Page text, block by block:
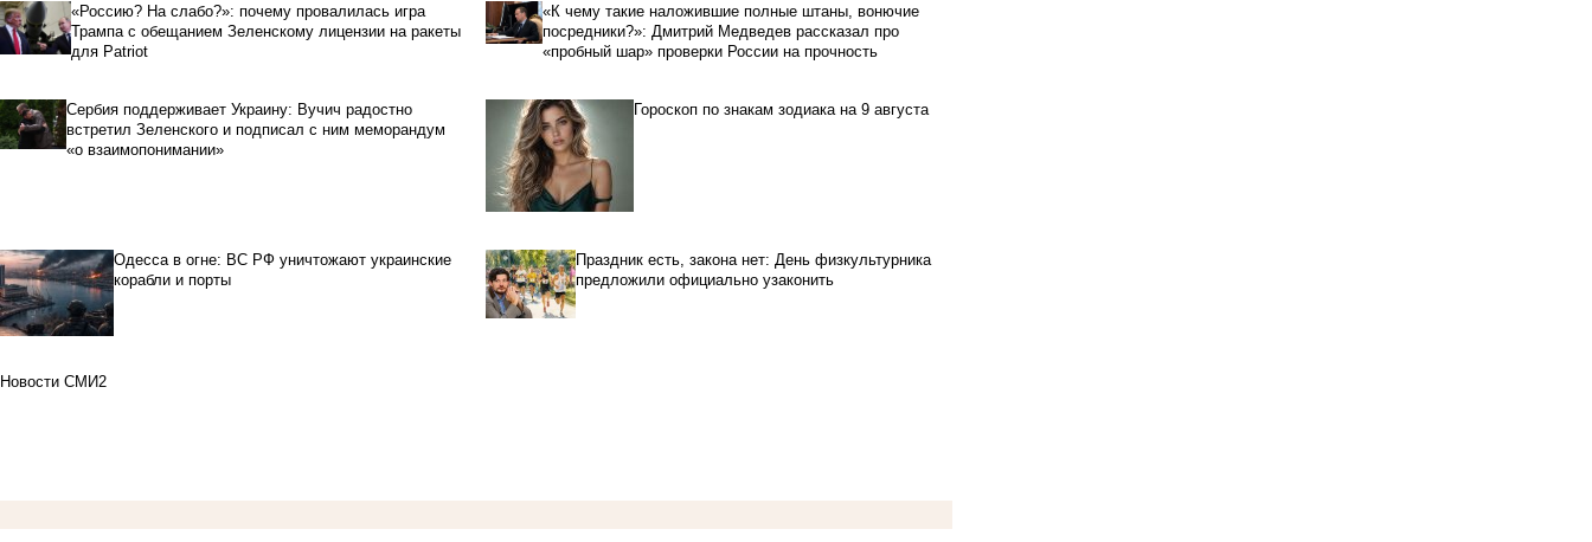
«Россию? На слабо?»: почему провалилась игра
Трампа с обещанием Зеленскому лицензии на ракеты
для Patriot
«К чему такие наложившие полные штаны, вонючие
посредники?»: Дмитрий Медведев рассказал про
«пробный шар» проверки России на прочность
Сербия поддерживает Украину: Вучич радостно
встретил Зеленского и подписал с ним меморандум
«о взаимопонимании»
Гороскоп по знакам зодиака на 9 августа
Одесса в огне: ВС РФ уничтожают украинские
корабли и порты
Праздник есть, закона нет: День физкультурника
предложили официально узаконить
Новости СМИ2